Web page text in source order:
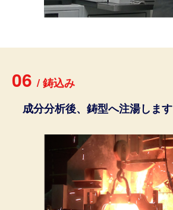
06 /鋳込み
成分分析後、鋳型へ注湯します